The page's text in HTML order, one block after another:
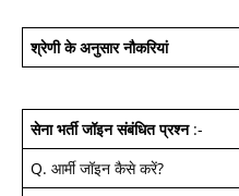
श्रेणी के अनुसार नौकरियां
सेना भर्ती जॉइन संबंधित प्रश्न:-
Q. आर्मी जॉइन कैसे करें?